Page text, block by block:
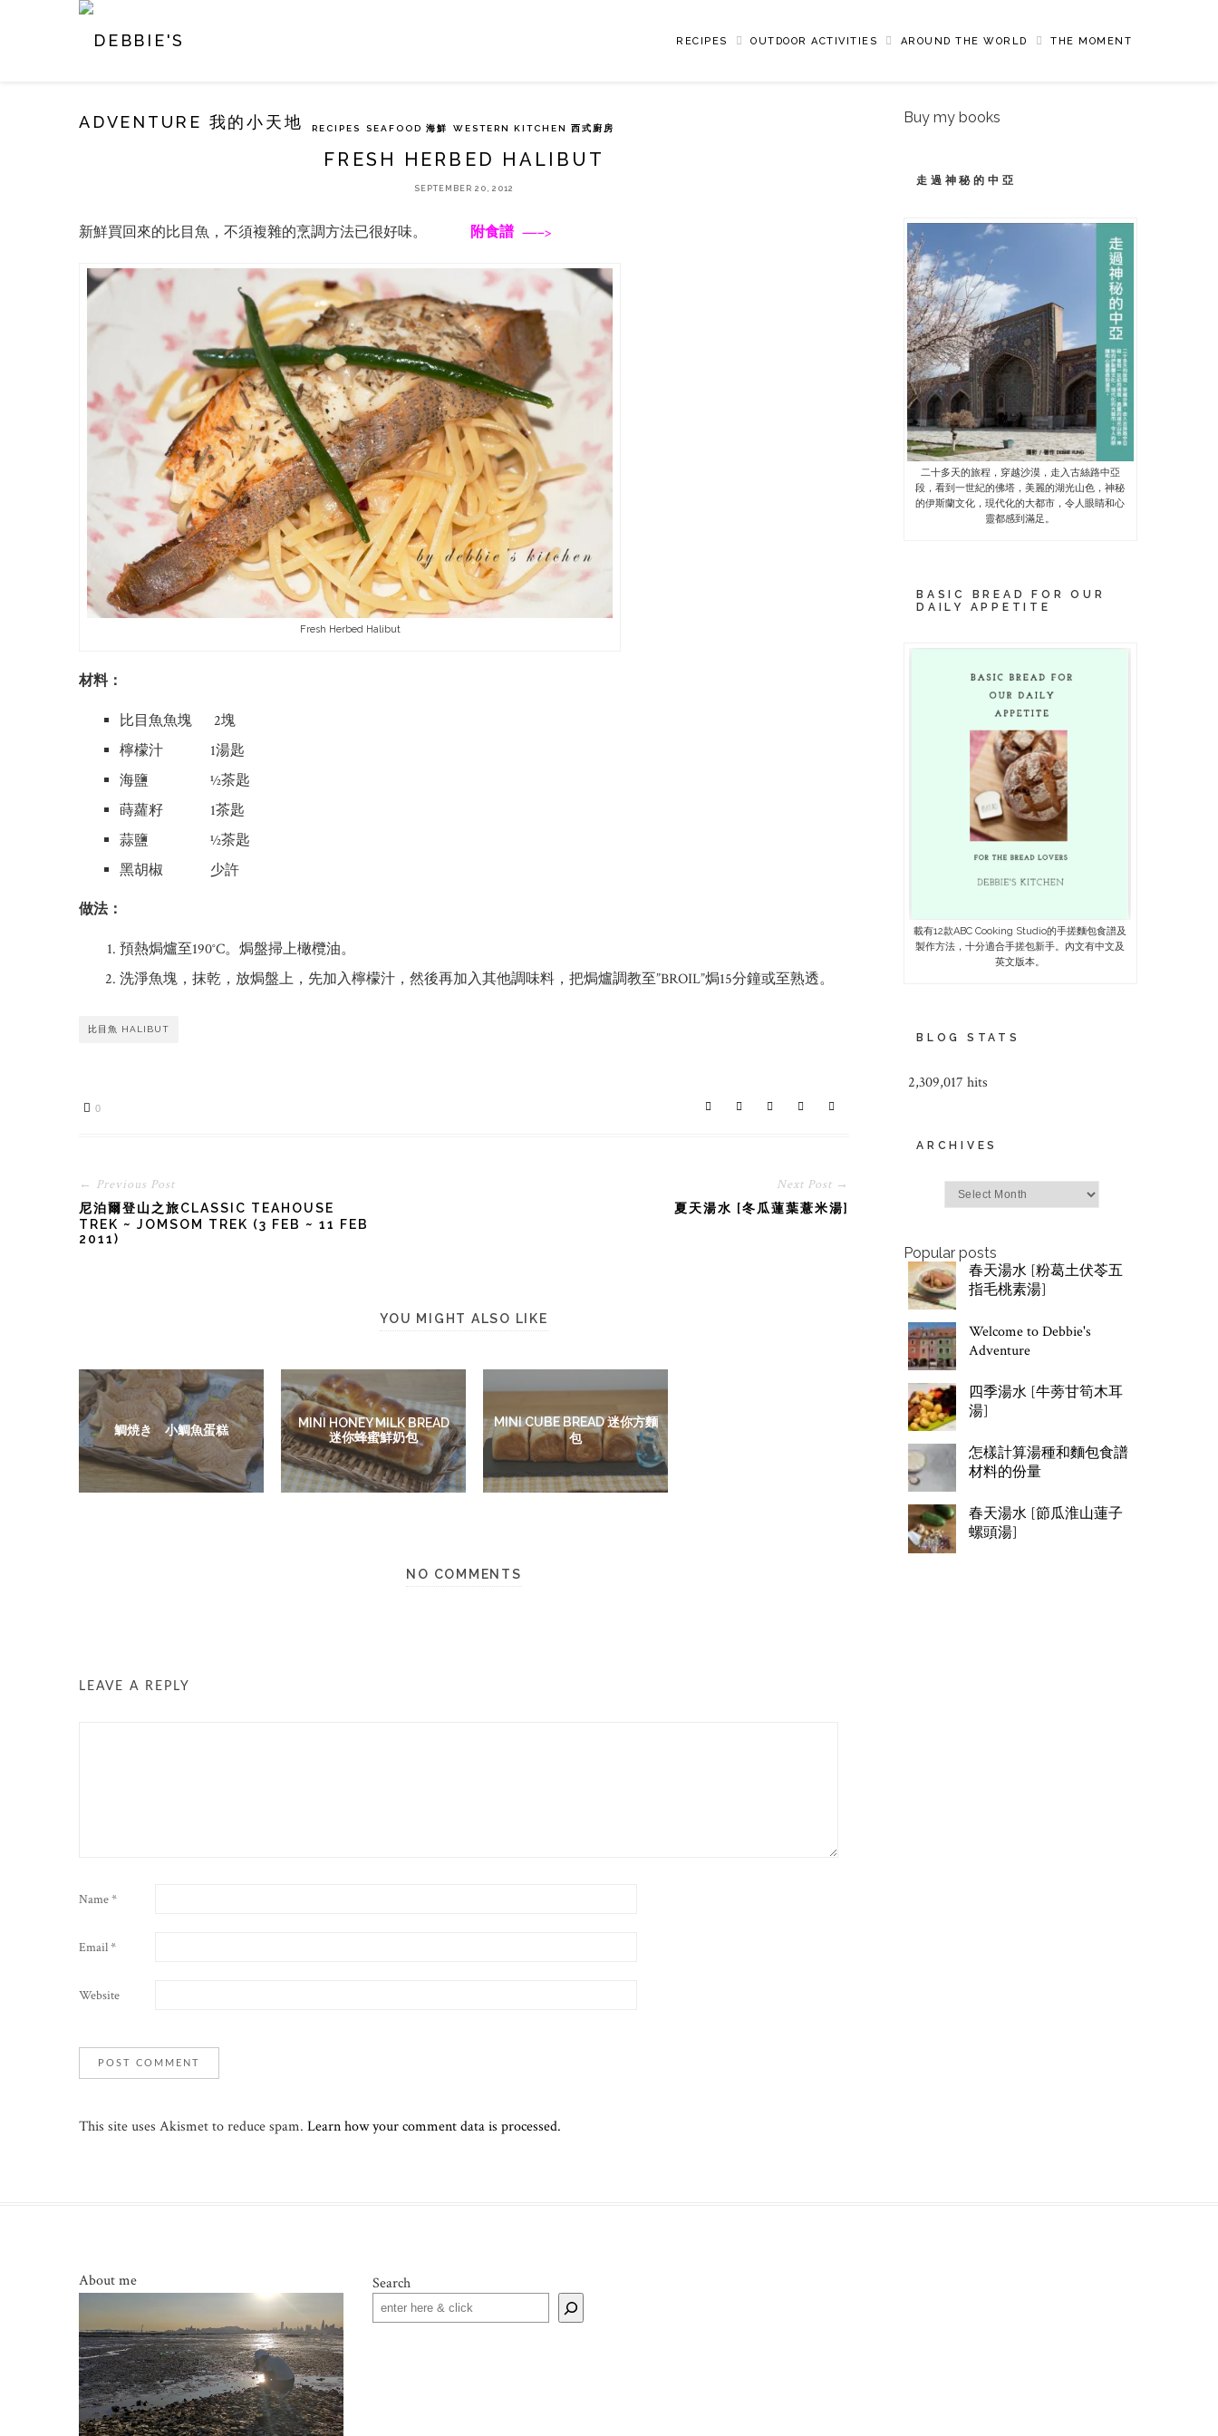
RECIPES OUTDOOR ACTIVITIES AROUND THE WORLD THE MOMENT
RECIPES SEAFOOD 海鮮 WESTERN KITCHEN 西式廚房
FRESH HERBED HALIBUT
SEPTEMBER 20, 2012
新鮮買回來的比目魚，不須複雜的烹調方法已很好味。 附食譜 —–>
Fresh Herbed Halibut
材料：
比目魚魚塊 2塊
檸檬汁 1湯匙
海鹽 ½茶匙
蒔蘿籽 1茶匙
蒜鹽 ½茶匙
黑胡椒 少許
做法：
預熱焗爐至190°C。焗盤掃上橄欖油。
洗淨魚塊，抹乾，放焗盤上，先加入檸檬汁，然後再加入其他調味料，把焗爐調教至”BROIL”焗15分鐘或至熟透。
比目魚 HALIBUT
0
← Previous Post
尼泊爾登山之旅CLASSIC TEAHOUSE
TREK ~ JOMSOM TREK (3 FEB ~ 11 FEB
2011)
Next Post →
夏天湯水 [冬瓜蓮葉薏米湯]
YOU MIGHT ALSO LIKE
鯛焼き 小鯛魚蛋糕
MINI HONEY MILK BREAD
迷你蜂蜜鮮奶包
MINI CUBE BREAD 迷你方麵
包
NO COMMENTS
LEAVE A REPLY
Name*
Email*
Website
This site uses Akismet to reduce spam. Learn how your comment data is processed.
Buy my books
走過神秘的中亞
二十多天的旅程，穿越沙漠，走入古絲路中亞
段，看到一世紀的佛塔，美麗的湖光山色，神秘
的伊斯蘭文化，現代化的大都市，令人眼睛和心
靈都感到滿足。
BASIC BREAD FOR OUR
DAILY APPETITE
載有12款ABC Cooking Studio的手搓麵包食譜及
製作方法，十分適合手搓包新手。內文有中文及
英文版本。
BLOG STATS
2,309,017 hits
ARCHIVES
Popular posts
春天湯水 [粉葛土伏苓五
指毛桃素湯]
Welcome to Debbie's
Adventure
四季湯水 [牛蒡甘筍木耳
湯]
怎樣計算湯種和麵包食譜
材料的份量
春天湯水 [節瓜淮山蓮子
螺頭湯]
About me Search